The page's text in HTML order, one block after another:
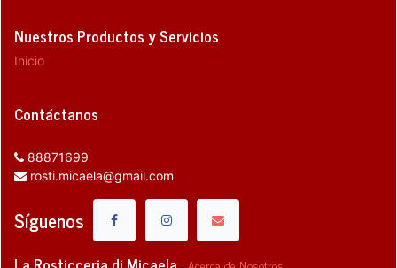
Nuestros Productos y Servicios
Inicio
Contáctanos
88871699
rosti.micaela@gmail.com
Síguenos